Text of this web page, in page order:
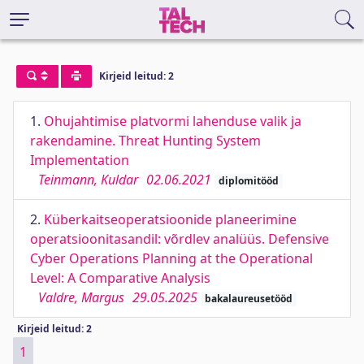
Kirjeid leitud: 2
1. Ohujahtimise platvormi lahenduse valik ja
rakendamine. Threat Hunting System
Implementation
Teinmann, Kuldar 02.06.2021 diplomitööd
2. Küberkaitseoperatsioonide planeerimine
operatsioonitasandil: võrdlev analüüs. Defensive
Cyber Operations Planning at the Operational
Level: A Comparative Analysis
Valdre, Margus 29.05.2025 bakalaureusetööd
Kirjeid leitud: 2
1